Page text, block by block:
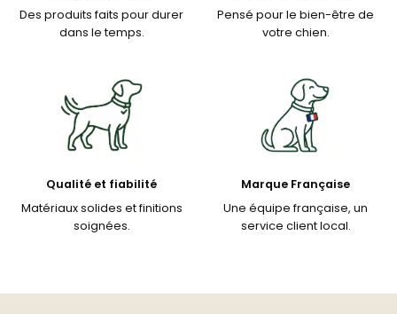
Des produits faits pour durer
dans le temps.
Pensé pour le bien-être de
votre chien.
Qualité et fiabilité
Matériaux solides et finitions
soignées.
Marque Française
Une équipe française, un
service client local.